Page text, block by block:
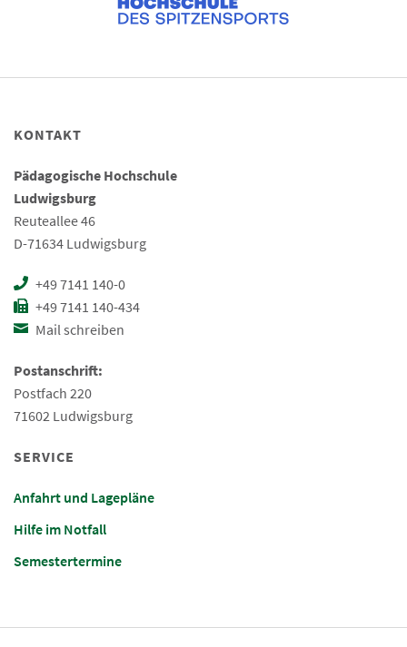
KONTAKT
Pädagogische Hochschule
Ludwigsburg
Reuteallee 46
D-71634 Ludwigsburg
+49 7141 140-0
+49 7141 140-434
Mail schreiben
Postanschrift:
Postfach 220
71602 Ludwigsburg
SERVICE
Anfahrt und Lagepläne
Hilfe im Notfall
Semestertermine